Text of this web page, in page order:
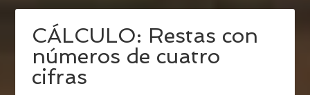
CÁLCULO: Restas con
números de cuatro
cifras